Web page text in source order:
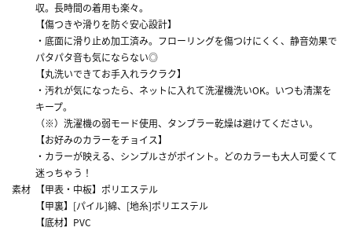
収。長時間の着用も楽々。
【傷つきや滑りを防ぐ安心設計】
・底面に滑り止め加工済み。フローリングを傷つけにくく、静音効果で
パタパタ音も気にならない◎
【丸洗いできてお手入れラクラク】
・汚れが気になったら、ネットに入れて洗濯機洗いOK。いつも清潔を
キープ。
（※）洗濯機の弱モード使用、タンブラー乾燥は避けてください。
【お好みのカラーをチョイス】
・カラーが映える、シンプルさがポイント。どのカラーも大人可愛くて
迷っちゃう！
素材
【甲表・中板】ポリエステル
【甲裏】[パイル]綿、[地糸]ポリエステル
【底材】PVC